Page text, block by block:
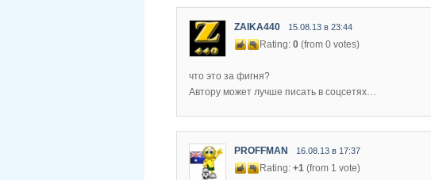
ZAIKA440 15.08.13 в 23:44
Rating: 0 (from 0 votes)
что это за фигня?
Автору может лучше писать в соцсетях…
PROFFMAN 16.08.13 в 17:37
Rating: +1 (from 1 vote)